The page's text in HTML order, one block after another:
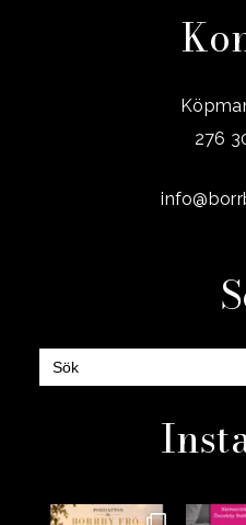
276
Sök
efter: